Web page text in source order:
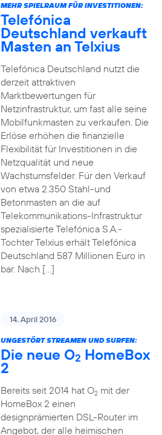
MEHR SPIELRAUM FÜR INVESTITIONEN:
Telefónica
Deutschland verkauft
Masten an Telxius
Telefónica Deutschland nutzt die
derzeit attraktiven
Marktbewertungen für
Netzinfrastruktur, um fast alle seine
Mobilfunkmasten zu verkaufen. Die
Erlöse erhöhen die finanzielle
Flexibilität für Investitionen in die
Netzqualität und neue
Wachstumsfelder. Für den Verkauf
von etwa 2.350 Stahl-und
Betonmasten an die auf
Telekommunikations-Infrastruktur
spezialisierte Telefónica S.A.-
Tochter Telxius erhält Telefónica
Deutschland 587 Millionen Euro in
bar. Nach […]
14. April 2016
UNGESTÖRT STREAMEN UND SURFEN:
Die neue O2 HomeBox
2
Bereits seit 2014 hat O2mit der
HomeBox 2 einen
designprämierten DSL-Router im
Angebot, der alle heimischen